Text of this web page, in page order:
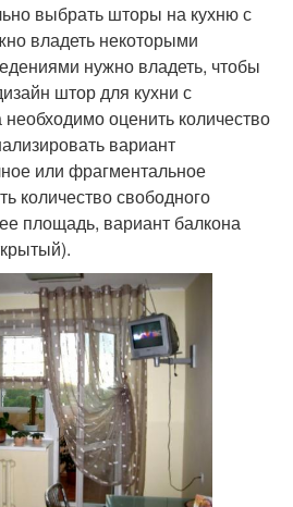
выбрать шторы на кухню с
владеть некоторыми
нужно владеть, чтобы
штор для кухни с
оценить количество
вариант
или фрагментальное
количество свободного
площадь, вариант балкона